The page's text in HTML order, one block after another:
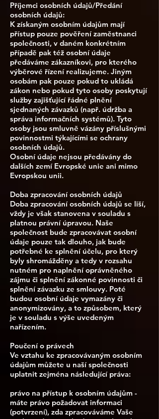
Příjemci osobních údajů/Předání
osobních údajů:
K získaným osobním údajům mají
přístup pouze pověření zaměstnanci
společnosti, v daném konkrétním
případě pak též osobní údaje
předáváme zákazníkovi, pro kterého
výběrové řízení realizujeme. Jiným
osobám pak pouze pokud to ukládá
zákon nebo pokud tyto osoby poskytují
služby zajišťující řádné plnění
sjednaných závazků (např. údržba a
správa informačních systémů). Tyto
osoby jsou smluvně vázány příslušnými
povinnostmi týkajícími se ochrany
osobních údajů.
Osobní údaje nejsou předávány do
dalších zemí Evropské unie ani mimo
Evropskou unii.
Doba zpracování osobních údajů
Doba zpracování osobních údajů se liší,
vždy je však stanovena v souladu s
platnou právní úpravou. Naše
společnost bude zpracovávat osobní
údaje pouze tak dlouho, jak bude
potřebné ke splnění účelu, pro který
byly shromážděny a tedy v rozsahu
nutném pro naplnění oprávněného
zájmu či splnění zákonné povinnosti či
splnění závazku ze smlouvy. Poté
budou osobní údaje vymazány či
anonymizovány, a to způsobem, který
je v souladu s výše uvedeným
nařízením.
Poučení o právech
Ve vztahu ke zpracovávaným osobním
údajům můžete u naší společnosti
uplatnit zejména následující práva:
právo na přístup k osobním údajům -
máte právo požadovat informaci
(potvrzení), zda zpracováváme Vaše